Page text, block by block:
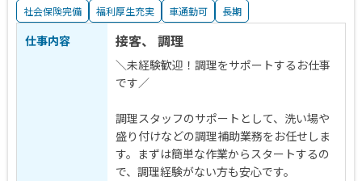
社会保険完備
福利厚生充実 車通勤可 長期
仕事内容 接客、 調理
＼未経験歓迎！調理をサポートするお仕事
です／
調理スタッフのサポートとして、洗い場や
盛り付けなどの調理補助業務をお任せしま
す。まずは簡単な作業からスタートするの
で、調理経験がない方も安心です。